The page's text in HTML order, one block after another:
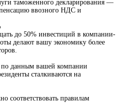
таможенного декларирования —
ввозного НДС и
до 50% инвестиций в компании-
делают вашу экономику более
по данным вашей компании
сталкиваются на
соответствовать правилам